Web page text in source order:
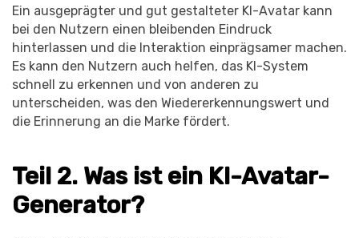
Ein ausgeprägter und gut gestalteter KI-Avatar kann
bei den Nutzern einen bleibenden Eindruck
hinterlassen und die Interaktion einprägsamer machen.
Es kann den Nutzern auch helfen, das KI-System
schnell zu erkennen und von anderen zu
unterscheiden, was den Wiedererkennungswert und
die Erinnerung an die Marke fördert.
Teil 2. Was ist ein KI-Avatar-
Generator?